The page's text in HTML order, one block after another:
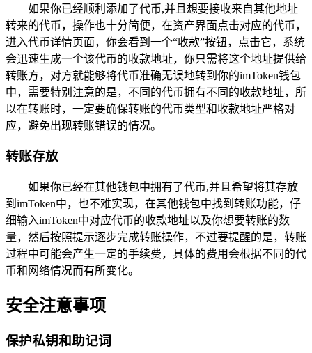
如果你已经顺利添加了代币,并且想要接收来自其他地址
转来的代币，操作也十分简便，在资产界面点击对应的代币，
进入代币详情页面，你会看到一个“收款”按钮，点击它，系统
会迅速生成一个该代币的收款地址，你只需将这个地址提供给
转账方，对方就能够将代币准确无误地转到你的imToken钱包
中，需要特别注意的是，不同的代币拥有不同的收款地址，所
以在转账时，一定要确保转账的代币类型和收款地址严格对
应，避免出现转账错误的情况。
转账存放
如果你已经在其他钱包中拥有了代币,并且希望将其存放
到imToken中，也不难实现，在其他钱包中找到转账功能，仔
细输入imToken中对应代币的收款地址以及你想要转账的数
量，然后按照提示逐步完成转账操作，不过要提醒的是，转账
过程中可能会产生一定的手续费，具体的费用会根据不同的代
币和网络情况而有所变化。
安全注意事项
保护私钥和助记词